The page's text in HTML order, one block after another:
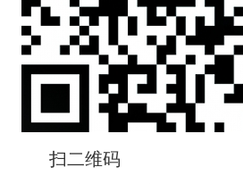
扫二维码